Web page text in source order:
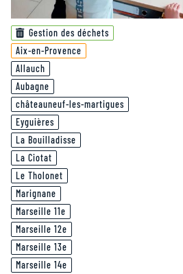
Gestion des déchets
Aix-en-Provence
Allauch
Aubagne
châteauneuf-les-martigues
Eyguières
La Bouilladisse
La Ciotat
Le Tholonet
Marignane
Marseille 11e
Marseille 12e
Marseille 13e
Marseille 14e